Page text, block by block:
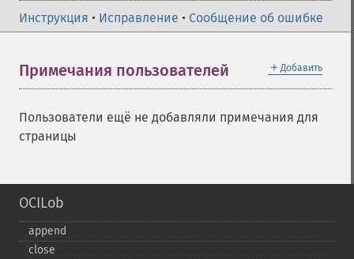
Инструкция • Исправление • Сообщение об ошибке
＋ Добавить
Примечания пользователей
Пользователи ещё не добавляли примечания для
страницы
OCILob
append
close